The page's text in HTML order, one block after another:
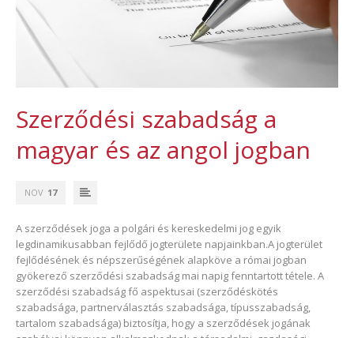
Szerződési szabadság a
magyar és az angol jogban
NOV 17
A szerződések joga a polgári és kereskedelmi jog egyik
legdinamikusabban fejlődő jogterülete napjainkban.A jogterület
fejlődésének és népszerűségének alapköve a római jogban
gyökerező szerződési szabadság mai napig fenntartott tétele. A
szerződési szabadság fő aspektusai (szerződéskötés
szabadsága, partnerválasztás szabadsága, típusszabadság,
tartalom szabadsága) biztosítja, hogy a szerződések jogának